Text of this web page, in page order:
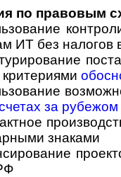
по правовым
ИТ без налогов
кри­те­ри­я­ми
за рубежом
знаками